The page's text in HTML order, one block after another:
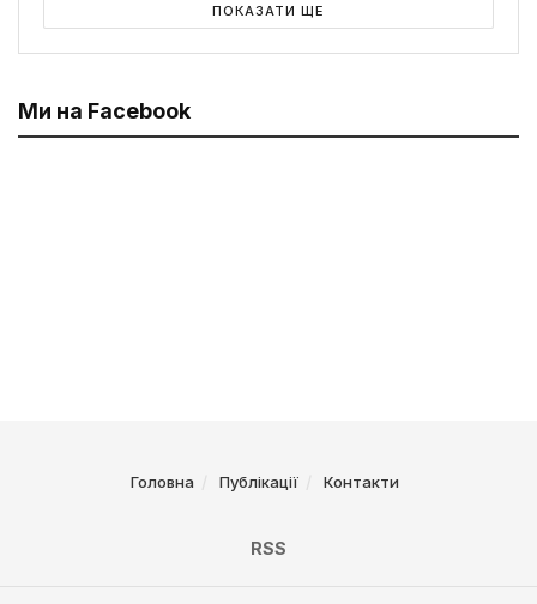
ПОКАЗАТИ ЩЕ
Ми на Facebook
Головна Публікації Контакти
RSS